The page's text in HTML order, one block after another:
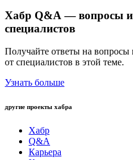
Хабр Q&A — вопросы и
специалистов
Получайте ответы на
от специалистов в этой теме.
Узнать больше
другие проекты хабра
Хабр
Q&A
Карьера